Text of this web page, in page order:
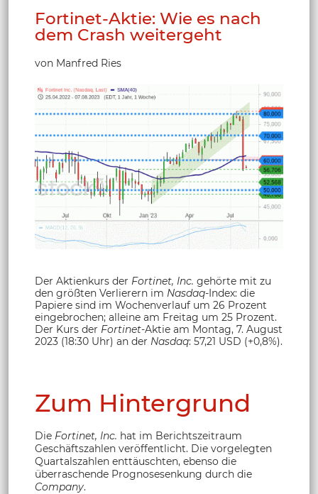
Fortinet-Aktie: Wie es nach
dem Crash weitergeht
von Manfred Ries
Der Aktienkurs der Fortinet, Inc. gehörte mit zu
den größten Verlierern im Nasdaq-Index: die
Papiere sind im Wochenverlauf um 26 Prozent
eingebrochen; alleine am Freitag um 25 Prozent.
Der Kurs der Fortinet-Aktie am Montag, 7. August
2023 (18:30 Uhr) an der Nasdaq: 57,21 USD (+0,8%).
Zum Hintergrund
Die Fortinet, Inc. hat im Berichtszeitraum
Geschäftszahlen veröffentlicht. Die vorgelegten
Quartalszahlen enttäuschten, ebenso die
überraschende Prognosesenkung durch die
Company.